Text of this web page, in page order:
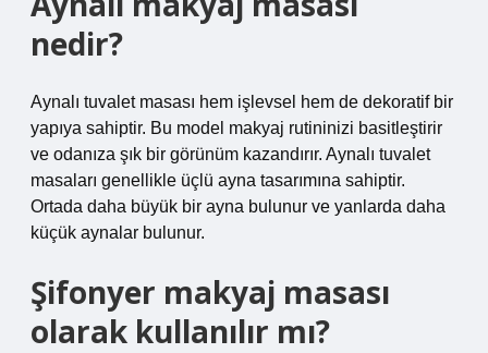
nedir?
Aynalı tuvalet masası hem işlevsel hem de dekoratif bir
yapıya sahiptir. Bu model makyaj rutininizi basitleştirir
ve odanıza şık bir görünüm kazandırır. Aynalı tuvalet
masaları genellikle üçlü ayna tasarımına sahiptir.
Ortada daha büyük bir ayna bulunur ve yanlarda daha
küçük aynalar bulunur.
Şifonyer makyaj masası
olarak kullanılır mı?